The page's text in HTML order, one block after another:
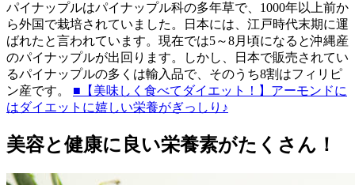
パイナップルはパイナップル科の多年草で、1000年以上前か
ら外国で栽培されていました。日本には、江戸時代末期に運
ばれたと言われています。現在では5～8月頃になると沖縄産
のパイナップルが出回ります。しかし、日本で販売されてい
るパイナップルの多くは輸入品で、そのうち8割はフィリピ
ン産です。 ■【美味しく食べてダイエット！】アーモンドに
はダイエットに嬉しい栄養がぎっしり♪
美容と健康に良い栄養素がたくさん！